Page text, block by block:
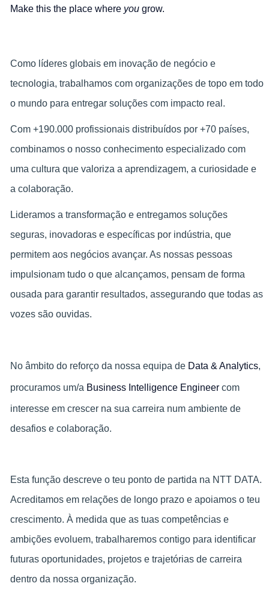
Make this the place where you grow.
Como líderes globais em inovação de negócio e
tecnologia, trabalhamos com organizações de topo em todo
o mundo para entregar soluções com impacto real.
Com +190.000 profissionais distribuídos por +70 países,
combinamos o nosso conhecimento especializado com
uma cultura que valoriza a aprendizagem, a curiosidade e
a colaboração.
Lideramos a transformação e entregamos soluções
seguras, inovadoras e específicas por indústria, que
permitem aos negócios avançar. As nossas pessoas
impulsionam tudo o que alcançamos, pensam de forma
ousada para garantir resultados, assegurando que todas as
vozes são ouvidas.
No âmbito do reforço da nossa equipa de Data & Analytics,
procuramos um/a Business Intelligence Engineer com
interesse em crescer na sua carreira num ambiente de
desafios e colaboração.
Esta função descreve o teu ponto de partida na NTT DATA.
Acreditamos em relações de longo prazo e apoiamos o teu
crescimento. À medida que as tuas competências e
ambições evoluem, trabalharemos contigo para identificar
futuras oportunidades, projetos e trajetórias de carreira
dentro da nossa organização.